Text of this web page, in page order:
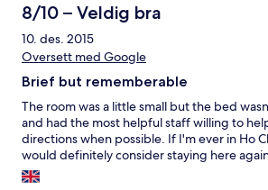
8/10 – Veldig bra
10. des. 2015
Oversett med Google
Brief but rememberable
The room was a little small but the bed
and had the most helpful staff willing to
directions when possible. If I'm ever in Ho
would definitely consider staying here